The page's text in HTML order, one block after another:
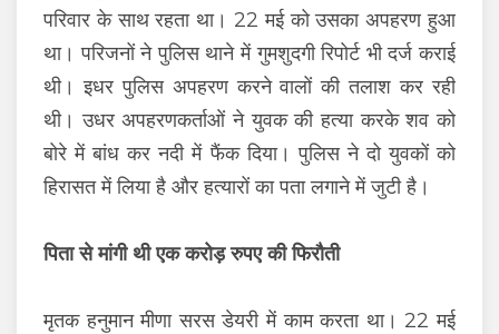
परिवार के साथ रहता था। 22 मई को उसका अपहरण हुआ
था। परिजनों ने पुलिस थाने में गुमशुदगी रिपोर्ट भी दर्ज कराई
थी। इधर पुलिस अपहरण करने वालों की तलाश कर रही
थी। उधर अपहरणकर्ताओं ने युवक की हत्या करके शव को
बोरे में बांध कर नदी में फैंक दिया। पुलिस ने दो युवकों को
हिरासत में लिया है और हत्यारों का पता लगाने में जुटी है।
पिता से मांगी थी एक करोड़ रुपए की फिरौती
मृतक हनुमान मीणा सरस डेयरी में काम करता था। 22 मई